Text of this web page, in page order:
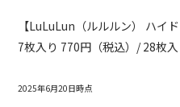
【LuLuLun（ルルルン） ハイ
7枚入り 770円（税込）/ 28枚
2025年6月20日時点